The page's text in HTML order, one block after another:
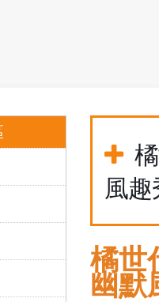
風
橘世
幽默